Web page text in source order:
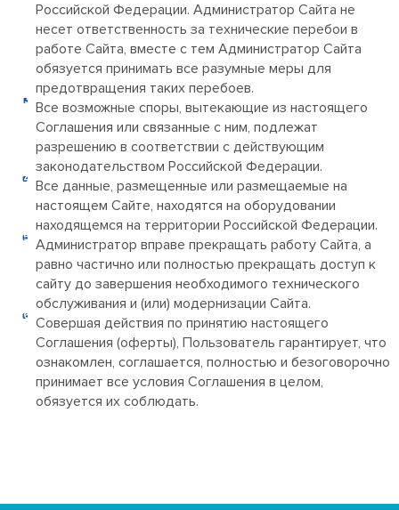
Российской Федерации. Администратор Сайта не
несет ответственность за технические перебои в
работе Сайта, вместе с тем Администратор Сайта
обязуется принимать все разумные меры для
предотвращения таких перебоев.
Все возможные споры, вытекающие из настоящего
Соглашения или связанные с ним, подлежат
разрешению в соответствии с действующим
законодательством Российской Федерации.
Все данные, размещенные или размещаемые на
настоящем Сайте, находятся на оборудовании
находящемся на территории Российской Федерации.
Администратор вправе прекращать работу Сайта, а
равно частично или полностью прекращать доступ к
сайту до завершения необходимого технического
обслуживания и (или) модернизации Сайта.
Совершая действия по принятию настоящего
Соглашения (оферты), Пользователь гарантирует, что
ознакомлен, соглашается, полностью и безоговорочно
принимает все условия Соглашения в целом,
обязуется их соблюдать.